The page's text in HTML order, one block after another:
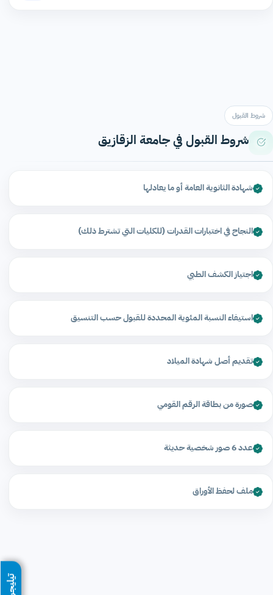
شروط القبول
شروط القبول في جامعة الزقازيق
شهادة الثانوية العامة أو ما يعادلها
النجاح في اختبارات القدرات (للكليات التي تشترط ذلك)
اجتياز الكشف الطبي
استيفاء النسبة المئوية المحددة للقبول حسب التنسيق
تقديم أصل شهادة الميلاد
صورة من بطاقة الرقم القومي
عدد 6 صور شخصية حديثة
ملف لحفظ الأوراق